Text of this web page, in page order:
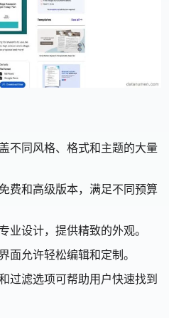
不同风格、格式和主题的大量
费和高级版本，满足不同预算
业设计，提供精致的外观。
面允许轻松编辑和定制。
过滤选项可帮助用户快速找到